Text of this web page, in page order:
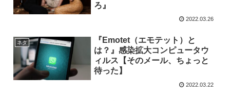
ろ』
2022.03.26
ネタ
『Emotet（エモテット）と
は？』感染拡大コンピュータウ
ィルス【そのメール、ちょっと
待った】
2022.03.22